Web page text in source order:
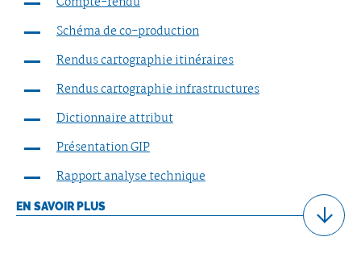
Schéma de co-production
Rendus cartographie itinéraires
Rendus cartographie infrastructures
Dictionnaire attribut
Présentation GIP
Rapport analyse technique
EN SAVOIR PLUS